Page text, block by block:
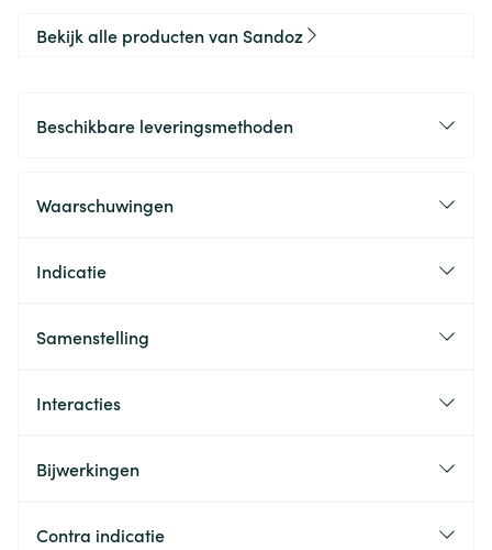
Bekijk alle producten van Sandoz
Beschikbare leveringsmethoden
Waarschuwingen
Indicatie
Samenstelling
Interacties
Bijwerkingen
Contra indicatie